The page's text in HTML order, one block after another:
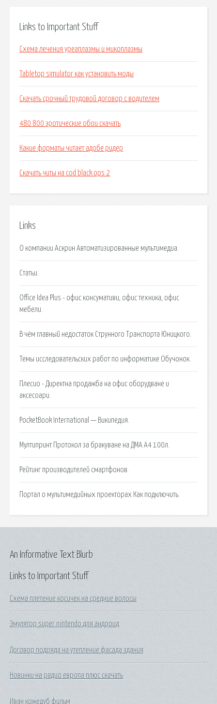
Links to Important Stuff
Схема лечения уреаплазмы и микоплазмы
Tabletop simulator как установить моды
Скачать срочный трудовой договор с водителем
480 800 эротические обои скачать
Какие форматы читает адобе ридер
Скачать читы на cod black ops 2
Links
О компании Аскрин Автоматизированные мультимедиа.
Статьи.
Office Idea Plus - офис консумативи, офис техника, офис
мебели.
В чём главный недостаток Струнного Транспорта Юницкого.
Темы исследовательских работ по информатике Обучонок.
Плесио - Директна продажба на офис оборудване и
аксесоари.
PocketBook International — Википедия.
Мултипринт Протокол за бракуване на ДМА А4 100л.
Рейтинг производителей смартфонов.
Портал о мультимедийных проекторах Как подключить.
Links to Important Stuff
Схема плетение косичек на средние волосы
Эмулятор super nintendo для андроид
Договор подряда на утепление фасада здания
Новинки на радио европа плюс скачать
Иван кожедуб фильм
An Informative Text Blurb